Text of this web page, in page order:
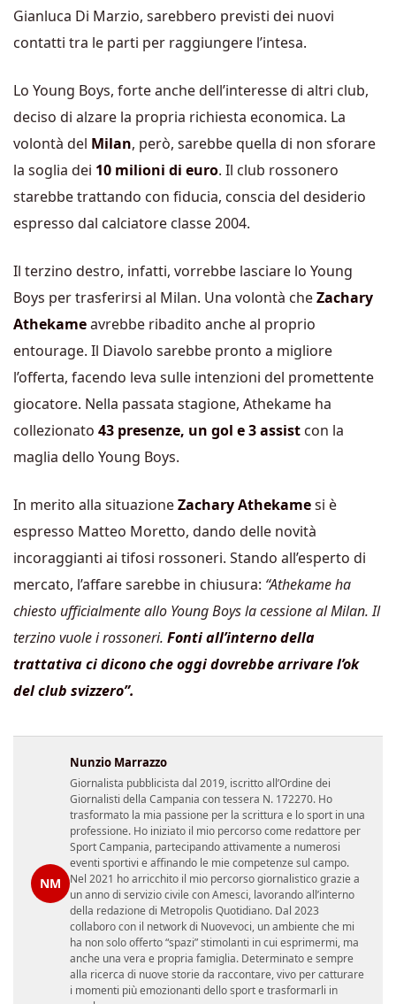
Gianluca Di Marzio, sarebbero previsti dei nuovi
contatti tra le parti per raggiungere l’intesa.
Lo Young Boys, forte anche dell’interesse di altri club,
deciso di alzare la propria richiesta economica. La
volontà del Milan, però, sarebbe quella di non sforare
la soglia dei 10 milioni di euro. Il club rossonero
starebbe trattando con fiducia, conscia del desiderio
espresso dal calciatore classe 2004.
Il terzino destro, infatti, vorrebbe lasciare lo Young
Boys per trasferirsi al Milan. Una volontà cheZachary
Athekameavrebbe ribadito anche al proprio
entourage. Il Diavolo sarebbe pronto a migliore
l’offerta, facendo leva sulle intenzioni del promettente
giocatore. Nella passata stagione, Athekame ha
collezionato 43 presenze, un gol e 3 assist con la
maglia dello Young Boys.
In merito alla situazioneZachary Athekamesi è
espresso Matteo Moretto, dando delle novità
incoraggianti ai tifosi rossoneri. Stando all’esperto di
mercato, l’affare sarebbe in chiusura: “Athekame ha
chiesto ufficialmente allo Young Boys la cessione al Milan. Il
terzino vuole i rossoneri. Fonti all’interno della
trattativa ci dicono che oggi dovrebbe arrivare l’ok
del club svizzero”.
NM
Nunzio Marrazzo
Giornalista pubblicista dal 2019, iscritto all’Ordine dei
Giornalisti della Campania con tessera N. 172270. Ho
trasformato la mia passione per la scrittura e lo sport in una
professione. Ho iniziato il mio percorso come redattore per
Sport Campania, partecipando attivamente a numerosi
eventi sportivi e affinando le mie competenze sul campo.
Nel 2021 ho arricchito il mio percorso giornalistico grazie a
un anno di servizio civile con Amesci, lavorando all’interno
della redazione di Metropolis Quotidiano. Dal 2023
collaboro con il network di Nuovevoci, un ambiente che mi
ha non solo offerto “spazi” stimolanti in cui esprimermi, ma
anche una vera e propria famiglia. Determinato e sempre
alla ricerca di nuove storie da raccontare, vivo per catturare
i momenti più emozionanti dello sport e trasformarli in